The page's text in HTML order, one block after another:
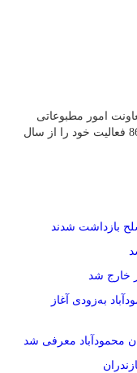
امور مطبوعاتی
وزارت فرهنگ و ارشاد اسلامی به شماره 86419 فعالیت خود را از سال
محمودآباد به‌زودی آغاز
محمودآباد معرفی شد